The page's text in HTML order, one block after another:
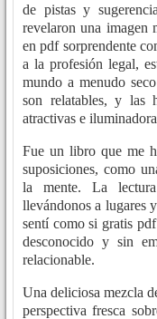
de pistas y
revelaron una imagen
en pdf sorprendente
a la profesión legal,
mundo a menudo
son relatables, y las
atractivas e
Fue un libro que me
suposiciones, como
la mente. La
llevándonos a lugares
sentí como si gratis
desconocido y sin
relacionable.
Una deliciosa mezcla
perspectiva fresca